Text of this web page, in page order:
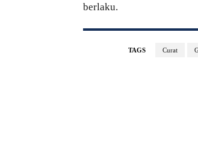
berlaku.
TAGS Curat